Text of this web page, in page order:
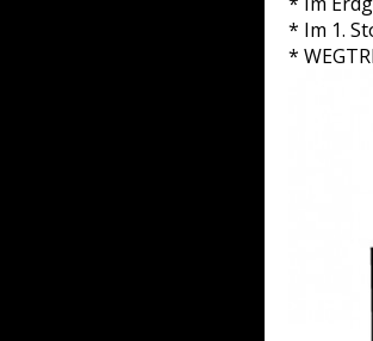
* Im 1.
*